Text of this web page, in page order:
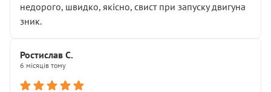
недорого, швидко, якісно, свист при запуску двигуна
зник.
Ростислав С.
6 місяців тому